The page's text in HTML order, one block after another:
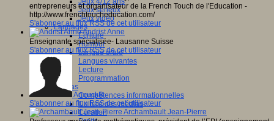
Jeux sérieux
Jeux vidéo
Langages
Ecriture
Humour
Langue orale
Langues vivantes
Lecture
Programmation
Médias
Compétences informationnelles
Culture des médias
Curation
entrepreneurs et organisateur de la French Touch de l'Education -
http://www.frenchtoucheducation.com/
S'abonner au flux RSS de cet utilisateur
Andrist Anne
Enseignante spécialisée- Lausanne Suisse
S'abonner au flux RSS de cet utilisateur
AnouckB
S'abonner au flux RSS de cet utilisateur
Archambault Jean-Pierre